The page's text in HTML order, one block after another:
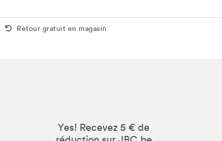
Retour gratuit aussi en magasin
Retour gratuit en magasin
Yes! Recevez 5 € de